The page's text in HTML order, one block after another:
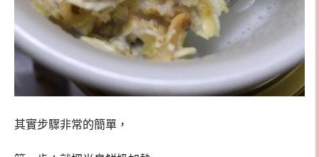
其實步驟非常的簡單，